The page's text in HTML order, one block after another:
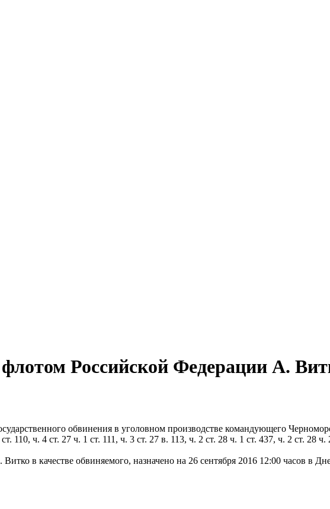
Российской Федерации А.
обвинения в уголовном производстве командующего
110, ч. 4 ст. 27 ч. 1 ст. 111, ч. 3 ст. 27 в. 113, ч. 2 ст. 28 ч. 1 ст. 437, ч. 2 ст. 28
в качестве обвиняемого, назначено на 26 сентября 2016 12:00 часов в